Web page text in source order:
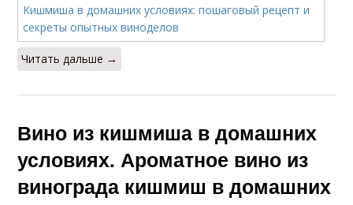
Читать дальше →
Вино из кишмиша в домашних
условиях. Ароматное вино из
винограда кишмиш в домашних